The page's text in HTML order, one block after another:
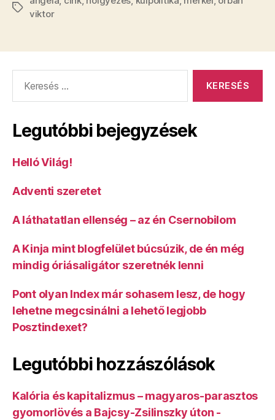
Címkék
viktor
Legutóbbi bejegyzések
Helló Világ!
Adventi szeretet
A láthatatlan ellenség – az én Csernobilom
A Kinja mint blogfelület búcsúzik, de én még
mindig óriásaligátor szeretnék lenni
Pont olyan Index már sohasem lesz, de hogy
lehetne megcsinálni a lehető legjobb
Posztindexet?
Legutóbbi hozzászólások
Kalória és kapitalizmus – magyaros-parasztos
gyomorlövés a Bajcsy-Zsilinszky úton -